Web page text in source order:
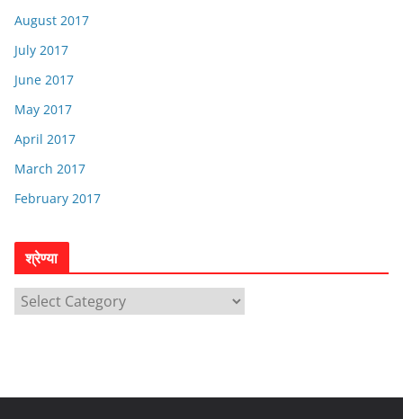
August 2017
July 2017
June 2017
May 2017
April 2017
March 2017
February 2017
श्रेण्या
श्रे
ण्या